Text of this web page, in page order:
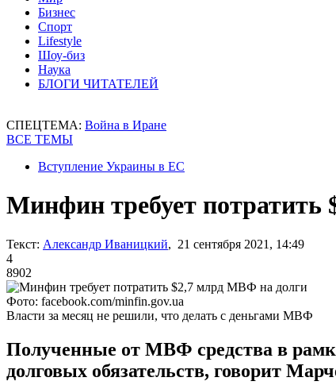
Бизнес
Спорт
Lifestyle
Шоу-биз
Наука
БЛОГИ ЧИТАТЕЛЕЙ
СПЕЦТЕМА: Война в Иране
ВСЕ ТЕМЫ
Вступление Украины в ЕС
Минфин требует
Текст: Александр Иваницкий, 21 сентября 2021, 14:49
4
8902
Фото: facebook.com/minfin.gov.ua
Власти за месяц не решили, что делать с деньгами МВФ
Полученные от МВФ средства в
долговых обязательств, говорит